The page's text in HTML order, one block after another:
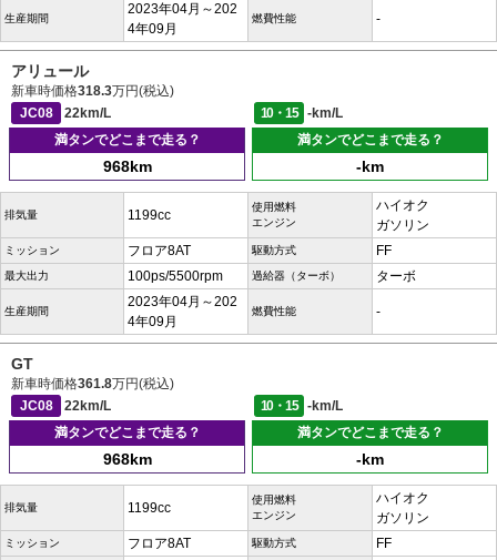
生産期間
2023年04月～202
4年09月
燃費性能 -
アリュール
新車時価格318.3万円(税込)
JC08
22km/L 10・15
-km/L
満タンでどこまで走る？
968km
満タンでどこまで走る？
-km
排気量 1199cc
使用燃料
エンジン
ハイオク
ガソリン
ミッション フロア8AT 駆動方式 FF
最大出力 100ps/5500rpm 過給器（ターボ） ターボ
生産期間
2023年04月～202
4年09月
燃費性能 -
GT
新車時価格361.8万円(税込)
JC08
22km/L 10・15
-km/L
満タンでどこまで走る？
968km
満タンでどこまで走る？
-km
排気量 1199cc
使用燃料
エンジン
ハイオク
ガソリン
ミッション フロア8AT 駆動方式 FF